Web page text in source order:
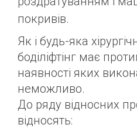
покривів.
Як і будь-яка
боділіфтінг має
наявності яких
неможливо.
До ряду відносних
відносять: